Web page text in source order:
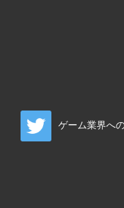
ゲーム業界へ